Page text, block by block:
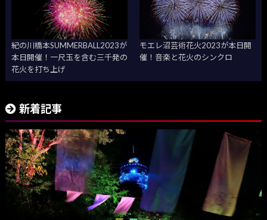
紀の川橋本SUMMERBALL2023が
本日開催！一尺玉を含む三千発の
花火を打ち上げ
モエレ沼芸術花火2023が本日開
催！音楽と花火のシンクロ
新着記事